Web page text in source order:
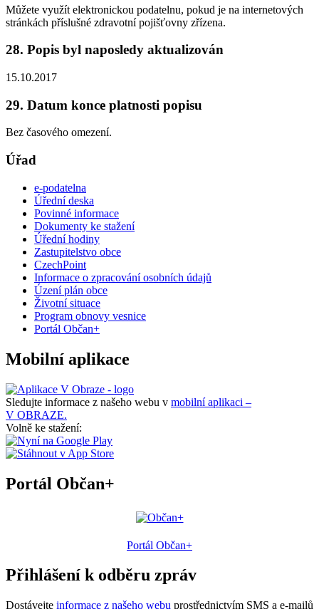
Můžete využít elektronickou podatelnu, pokud je na internetových
stránkách příslušné zdravotní pojišťovny zřízena.
28. Popis byl naposledy aktualizován
15.10.2017
29. Datum konce platnosti popisu
Bez časového omezení.
Úřad
e-podatelna
Úřední deska
Povinné informace
Dokumenty ke stažení
Úřední hodiny
Zastupitelstvo obce
CzechPoint
Informace o zpracování osobních údajů
Úzení plán obce
Životní situace
Program obnovy vesnice
Portál Občan+
Mobilní aplikace
Sledujte informace z našeho webu v mobilní aplikaci –
V OBRAZE.
Volně ke stažení:
Portál Občan+
Portál Občan+
Přihlášení k odběru zpráv
Dostávejte informace z našeho webu prostřednictvím SMS a e-mailů